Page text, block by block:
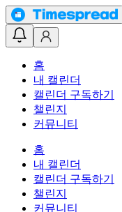
홈
내 캘린더
캘린더 구독하기
챌린지
커뮤니티
홈
내 캘린더
캘린더 구독하기
챌린지
커뮤니티